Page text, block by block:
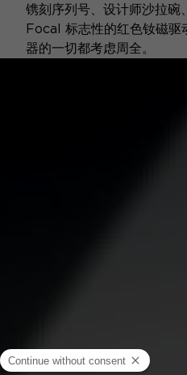
镌刻序列号、设计师沙拉碗
Focal 标志性的红色钕磁
器的一切都考虑周全。